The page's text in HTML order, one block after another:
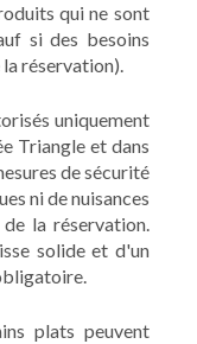
qui ne sont
si des besoins
réservation).
uniquement
Triangle et dans
de sécurité
ni de nuisances
la réservation.
solide et d'un
plats peuvent